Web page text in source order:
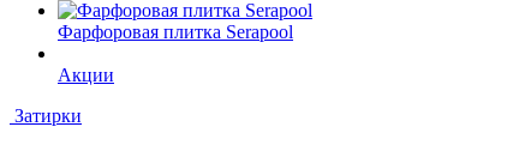
Фарфоровая плитка Serapool
Акции
Затирки